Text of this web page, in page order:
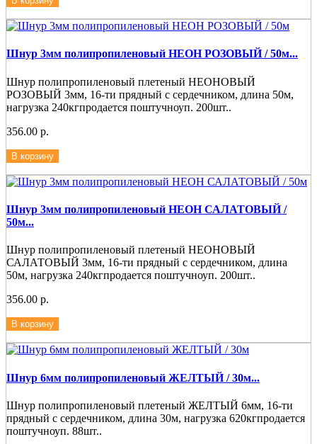
Шнур 3мм полипропиленовый НЕОН РОЗОВЫЙ / 50м...
Шнур полипропиленовый плетеный НЕОНОВЫЙ
РОЗОВЫЙ 3мм, 16-ти прядный с сердечником, длина 50м,
нагрузка 240кгпродается поштучноуп. 200шт..
356.00 р.
В корзину
Шнур 3мм полипропиленовый НЕОН САЛАТОВЫЙ /
50м...
Шнур полипропиленовый плетеный НЕОНОВЫЙ
САЛАТОВЫЙ 3мм, 16-ти прядный с сердечником, длина
50м, нагрузка 240кгпродается поштучноуп. 200шт..
356.00 р.
В корзину
Шнур 6мм полипропиленовый ЖЕЛТЫЙ / 30м...
Шнур полипропиленовый плетеный ЖЕЛТЫЙ 6мм, 16-ти
прядный с сердечником, длина 30м, нагрузка 620кгпродается
поштучноуп. 88шт..